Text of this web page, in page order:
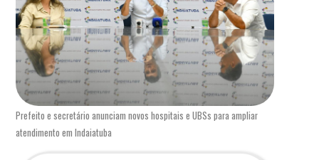
Prefeito e secretário anunciam novos hospitais e UBSs para ampliar
atendimento em Indaiatuba